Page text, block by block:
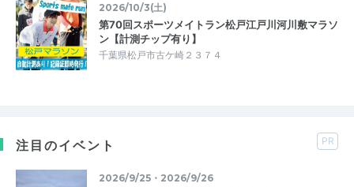
2026/10/3(土)
第70回スポーツメイトラン松戸江戸川河川敷マラソ
ン【計測チップ有り】
千葉県松戸市古ケ崎２３７４
注目のイベント PR
2026/9/25・2026/9/26